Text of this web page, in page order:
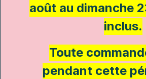
août au dimanche
inclus.
Toute
pendant cette